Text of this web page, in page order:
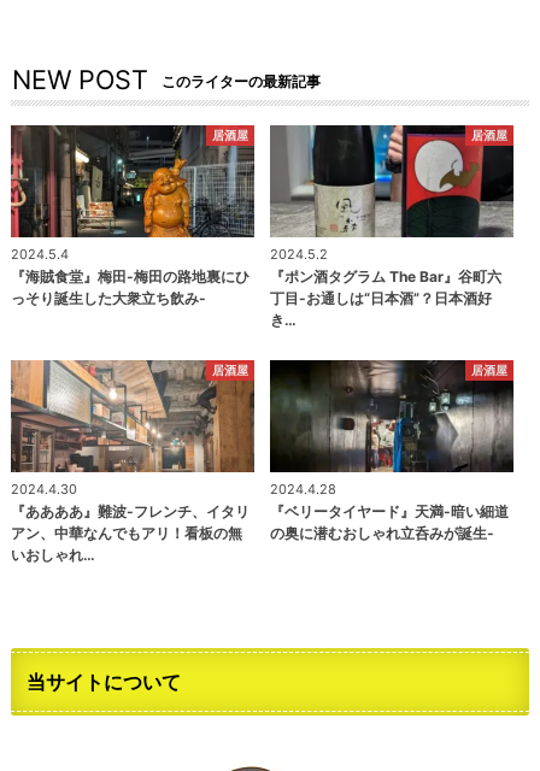
NEW POST このライターの最新記事
居酒屋
2024.5.4
『海賊食堂』梅田-梅田の路地裏にひ
っそり誕生した大衆立ち飲み-
居酒屋
2024.5.2
『ポン酒タグラム The Bar』谷町六
丁目-お通しは“日本酒”？日本酒好
き…
居酒屋
2024.4.30
『ああああ』難波-フレンチ、イタリ
アン、中華なんでもアリ！看板の無
いおしゃれ…
居酒屋
2024.4.28
『ベリータイヤード』天満-暗い細道
の奥に潜むおしゃれ立呑みが誕生-
当サイトについて